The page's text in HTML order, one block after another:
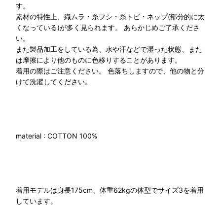
す。
素材の特性上、織ムラ・糸フシ・糸トビ・ネップ(部分的に太
くなっている)が多く見られます。 あらかじめご了承くださ
い。
また製品加工をしている為、水や汗などで湿った状態、また
は摩擦により他のものに色移りすることがあります。
着用の際はご注意ください。 色落ちしますので、他の物と分
けて洗濯してください。
material : COTTON 100%
着用モデルは身長175cm、体重62kgの体型でサイズ3を着用
しています。